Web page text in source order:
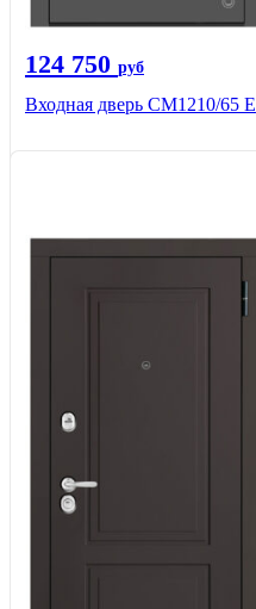
124 750 руб
Входная дверь CМ1210/65 Е